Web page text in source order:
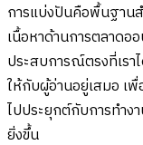
การแบ่งปันคือพื้นฐาน
เนื้อหาด้านการตลาดอ
ประสบการณ์ตรงที่เรา
ให้กับผู้อ่านอยู่เสมอ เ
ไปประยุกต์กับการทำง
ยิ่งขึ้น